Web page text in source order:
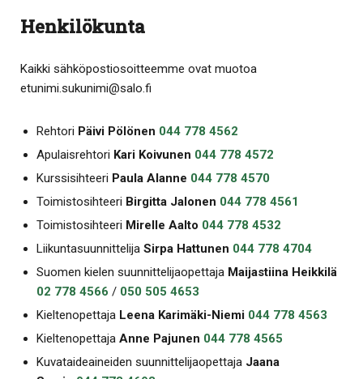
Henkilökunta
Kaikki sähköpostiosoitteemme ovat muotoa
etunimi.sukunimi@salo.fi
Rehtori Päivi Pölönen 044 778 4562
Apulaisrehtori Kari Koivunen 044 778 4572
Kurssisihteeri Paula Alanne 044 778 4570
Toimistosihteeri Birgitta Jalonen 044 778 4561
Toimistosihteeri Mirelle Aalto 044 778 4532
Liikuntasuunnittelija Sirpa Hattunen 044 778 4704
Suomen kielen suunnittelijaopettaja Maijastiina Heikkilä
02 778 4566 / 050 505 4653
Kieltenopettaja Leena Karimäki-Niemi 044 778 4563
Kieltenopettaja Anne Pajunen 044 778 4565
Kuvataideaineiden suunnittelijaopettaja Jaana